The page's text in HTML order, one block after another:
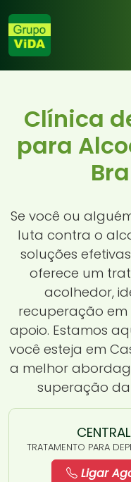
Clínica
para
Se você ou
luta contra o
soluções
oferece um
acolhedor,
recuperação
apoio. Estamos
você esteja em
a melhor
superação
TRATAMENTO PARA
Ligar